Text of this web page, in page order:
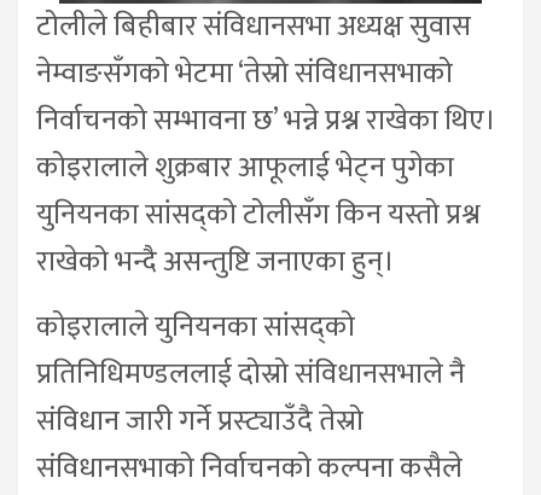
टोलीले बिहीबार संविधानसभा अध्यक्ष सुवास
नेम्वाङसँगको भेटमा ‘तेस्रो संविधानसभाको
निर्वाचनको सम्भावना छ’ भन्ने प्रश्न राखेका थिए।
कोइरालाले शुक्रबार आफूलाई भेट्न पुगेका
युनियनका सांसद्को टोलीसँग किन यस्तो प्रश्न
राखेको भन्दै असन्तुष्टि जनाएका हुन्।
कोइरालाले युनियनका सांसद्को
प्रतिनिधिमण्डललाई दोस्रो संविधानसभाले नै
संविधान जारी गर्ने प्रस्ट्याउँदै तेस्रो
संविधानसभाको निर्वाचनको कल्पना कसैले